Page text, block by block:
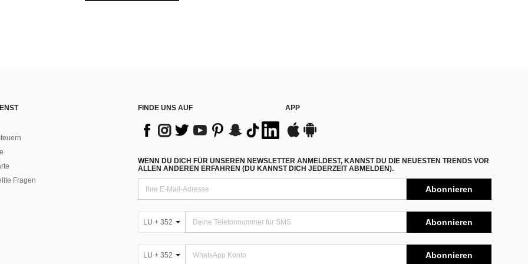
Fragen
FINDE UNS AUF APP
WENN DU DICH FÜR UNSEREN NEWSLETTER ANMELDEST, KANNST DU DIE NEUESTEN TRENDS VOR
ALLEN ANDEREN ERFAHREN (DU KANNST DICH JEDERZEIT ABMELDEN).
Abonnieren
LU + 352 Abonnieren
LU + 352 Abonnieren